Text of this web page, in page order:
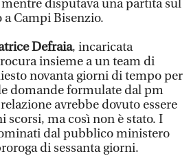
disputava una partita sul
Campi Bisenzio.
Defraia, incaricata
insieme a un team di
novanta giorni di tempo per
domande formulate dal pm
avrebbe dovuto essere
scorsi, ma così non è stato. I
dal pubblico ministero
di sessanta giorni.